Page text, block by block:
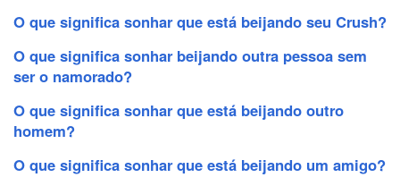
O que significa sonhar que está beijando seu Crush?
O que significa sonhar beijando outra pessoa sem
ser o namorado?
O que significa sonhar que está beijando outro
homem?
O que significa sonhar que está beijando um amigo?